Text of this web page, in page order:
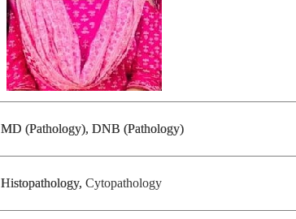
MD (Pathology), DNB (Pathology)
Histopathology, Cytopathology